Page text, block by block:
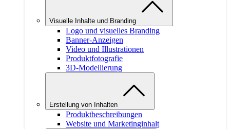
Visuelle Inhalte und Branding
Logo und visuelles Branding
Banner-Anzeigen
Video und Illustrationen
Produktfotografie
3D-Modellierung
Erstellung von Inhalten
Produktbeschreibungen
Website und Marketinginhalt